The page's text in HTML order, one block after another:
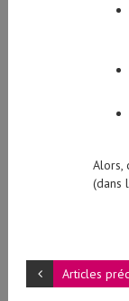
Alors,
(dans
Articles